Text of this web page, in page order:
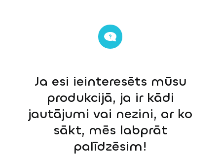
Ja esi ieinteresēts mūsu
produkcijā, ja ir kādi
jautājumi vai nezini, ar ko
sākt, mēs labprāt
palīdzēsim!